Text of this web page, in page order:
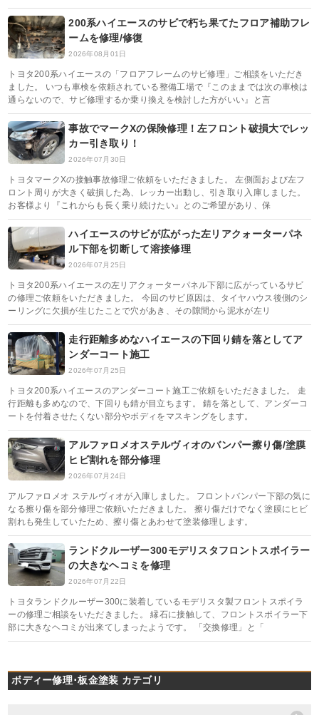
200系ハイエースのサビで朽ち果てたフロア補助フレ
ームを修理/修復
2026年08月01日
トヨタ200系ハイエースの「フロアフレームのサビ修理」ご相談をいただき
ました。 いつも車検を依頼されている整備工場で『このままでは次の車検は
通らないので、サビ修理するか乗り換えを検討した方がいい』と言
事故でマークXの保険修理！左フロント破損大でレッ
カー引き取り！
2026年07月30日
トヨタマークXの接触事故修理ご依頼をいただきました。 左側面および左フ
ロント周りが大きく破損した為、レッカー出動し、引き取り入庫しました。
お客様より『これからも長く乗り続けたい』とのご希望があり、保
ハイエースのサビが広がった左リアクォーターパネ
ル下部を切断して溶接修理
2026年07月25日
トヨタ200系ハイエースの左リアクォーターパネル下部に広がっているサビ
の修理ご依頼をいただきました。 今回のサビ原因は、タイヤハウス後側のシ
ーリングに欠損が生じたことで穴があき、その隙間から泥水が左リ
走行距離多めなハイエースの下回り錆を落としてア
ンダーコート施工
2026年07月25日
トヨタ200系ハイエースのアンダーコート施工ご依頼をいただきました。 走
行距離も多めなので、下回りも錆が目立ちます。 錆を落として、アンダーコ
ートを付着させたくない部分やボディをマスキングをします。
アルファロメオステルヴィオのバンパー擦り傷/塗膜
ヒビ割れを部分修理
2026年07月24日
アルファロメオ ステルヴィオが入庫しました。 フロントバンパー下部の気に
なる擦り傷を部分修理ご依頼いただきました。 擦り傷だけでなく塗膜にヒビ
割れも発生していたため、擦り傷とあわせて塗装修理します。
ランドクルーザー300モデリスタフロントスポイラー
の大きなヘコミを修理
2026年07月22日
トヨタランドクルーザー300に装着しているモデリスタ製フロントスポイラ
ーの修理ご相談をいただきました。 縁石に接触して、フロントスポイラー下
部に大きなヘコミが出来てしまったようです。 「交換修理」と「
ボディー修理･板金塗装 カテゴリ